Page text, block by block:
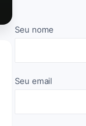
Seu nome
Seu email